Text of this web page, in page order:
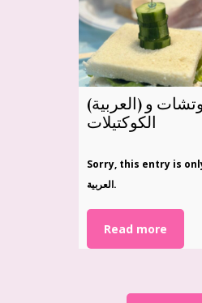
(العربية) فن السندوتشات و
الكوكتيلات
Sorry, this entry is
العربية.
Read more